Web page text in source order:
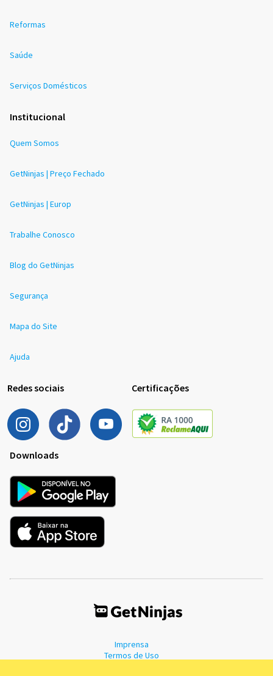
Reformas
Saúde
Serviços Domésticos
Institucional
Quem Somos
GetNinjas | Preço Fechado
GetNinjas | Europ
Trabalhe Conosco
Blog do GetNinjas
Segurança
Mapa do Site
Ajuda
Redes sociais Certificações
Downloads
Imprensa
Termos de Uso